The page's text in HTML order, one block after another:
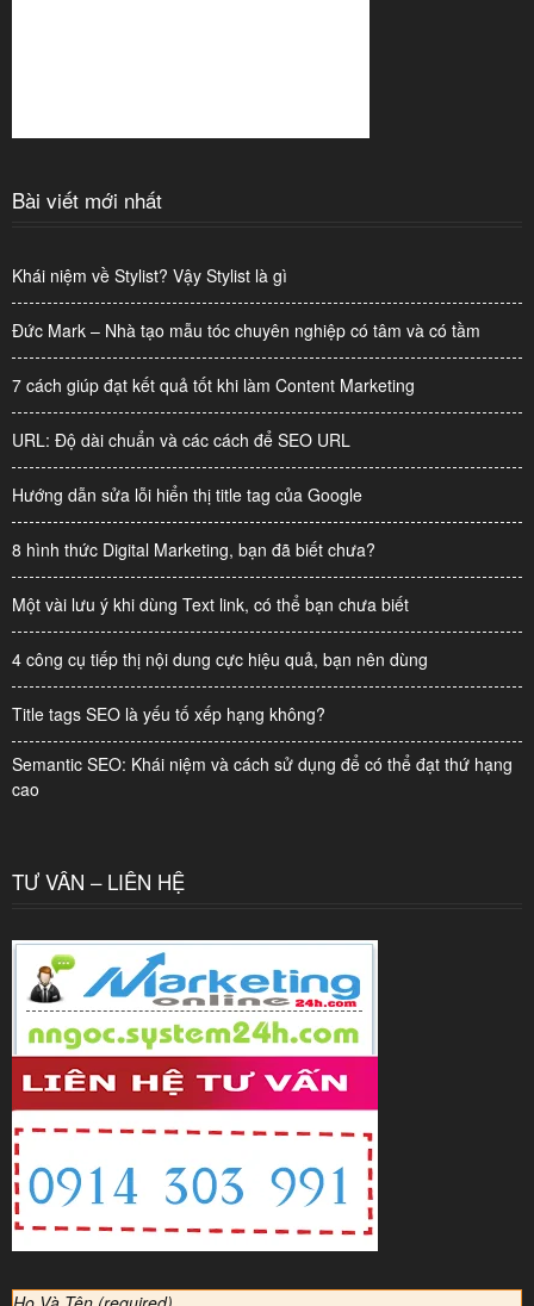
Bài viết mới nhất
Khái niệm về Stylist? Vậy Stylist là gì
Đức Mark – Nhà tạo mẫu tóc chuyên nghiệp có tâm và có tầm
7 cách giúp đạt kết quả tốt khi làm Content Marketing
URL: Độ dài chuẩn và các cách để SEO URL
Hướng dẫn sửa lỗi hiển thị title tag của Google
8 hình thức Digital Marketing, bạn đã biết chưa?
Một vài lưu ý khi dùng Text link, có thể bạn chưa biết
4 công cụ tiếp thị nội dung cực hiệu quả, bạn nên dùng
Title tags SEO là yếu tố xếp hạng không?
Semantic SEO: Khái niệm và cách sử dụng để có thể đạt thứ hạng
cao
TƯ VẤN – LIÊN HỆ